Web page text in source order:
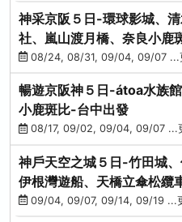
神采京阪５日-環球影城、
社、嵐山渡月橋、奈良小鹿
08/24, 08/31, 09/04, 09/07 ...
暢遊京阪神５日-átoa水族
小鹿斑比-台中出發
08/17, 09/02, 09/04, 09/07 ...
神戶天空之城５日-竹田城、
伊根灣遊船、天橋立傘松纜
龍蝦-台中出發
09/04, 09/07, 09/14, 09/19 ...